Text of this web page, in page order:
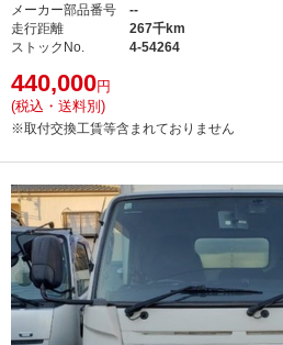
メーカー部品番号
--
走行距離
267千km
ストックNo.
4-54264
440,000円
(税込・送料別)
※取付交換工賃等含まれておりません